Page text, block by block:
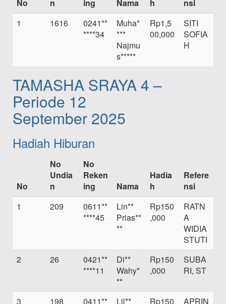
No
n
ing
Nama
h
nsi
1
1616
0241**
****34
Muha*
***
Najmu
s*****
Rp1,5
00,000
SITI
SOFIA
H
TAMASHA SRAYA 4 –
Periode 12
September 2025
Hadiah Hiburan
No
No
Undia
n
No
Reken
ing
Nama
Hadia
h
Refere
nsi
1
209
0611**
****45
Lin**
Prias**
**
Rp150
,000
RATN
A
WIDIA
STUTI
2
26
0421**
****11
Di**
Wahy*
**
Rp150
,000
SUBA
RI, ST
3 198 0411** Lil** Rp150 APRIN